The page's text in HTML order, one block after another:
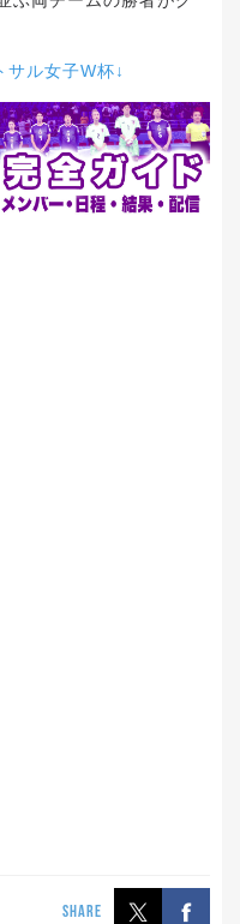
サル女子W杯↓
SHARE